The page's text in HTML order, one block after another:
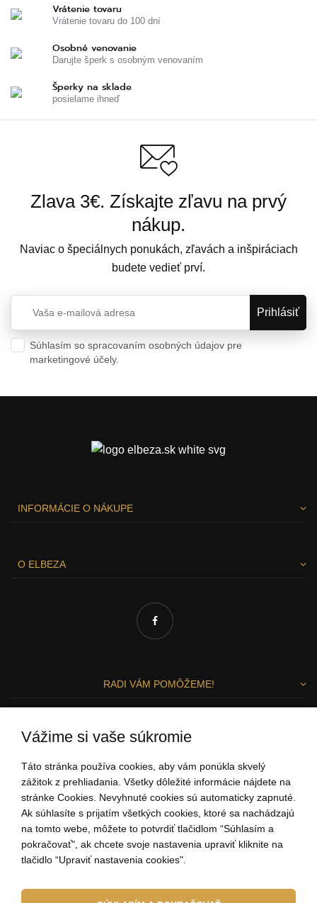
Vrátenie tovaru
Vrátenie tovaru do 100 dní
Osobné venovanie
Darujte šperk s osobným venovaním
Šperky na sklade
posielame ihneď
Zlava 3€. Získajte zľavu na prvý
nákup.
Naviac o špeciálnych ponukách, zľavách a inšpiráciach
budete vedieť prví.
Súhlasím so spracovaním osobných údajov pre
marketingové účely.
INFORMÁCIE O NÁKUPE
O ELBEZA
RADI VÁM POMÔŽEME!
Zuzka a Lenka
(Po - Pi: 9:00-15:00)
ahoj@elbeza.sk
Internetový obchododBlueweb s.r.o.
Vážime si vaše súkromie
Táto stránka používa cookies, aby vám ponúkla skvelý
zážitok z prehliadania. Všetky dôležité informácie nájdete na
stránke Cookies. Nevyhnuté cookies sú automaticky zapnuté.
Ak súhlasíte s prijatím všetkých cookies, ktoré sa nachádzajú
na tomto webe, môžete to potvrdiť tlačidlom “Súhlasím a
pokračovať", ak chcete svoje nastavenia upraviť kliknite na
tlačidlo “Upraviť nastavenia cookies".